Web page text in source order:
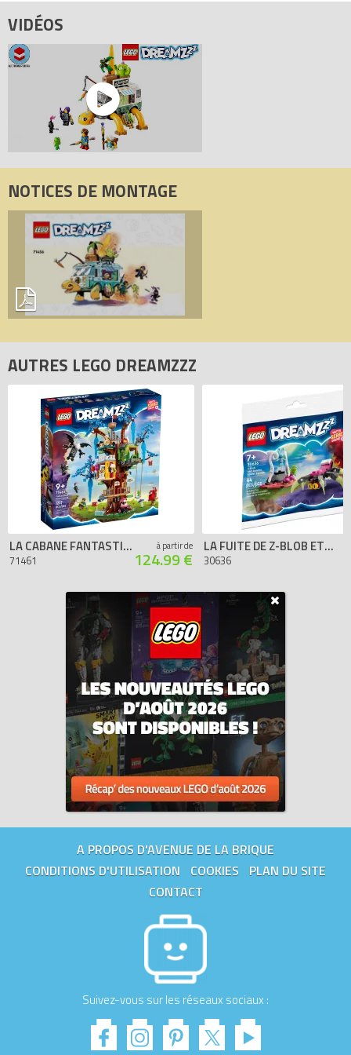
Code EAN du LEGO Dreamzzz 71456 : 5702017419268.
VIDÉOS
NOTICES DE MONTAGE
AUTRES LEGO DREAMZZZ
LA CABANE FANTASTIQUE DANS L’ARBRE
71461
à partir de
124.99 €
LA FUITE DE Z-BLOB ET BUNCHU (POLYBAG)
30636
A PROPOS D'AVENUE DE LA BRIQUE
CONDITIONS D'UTILISATION
COOKIES
PLAN DU SITE
CONTACT
Suivez-vous sur les réseaux sociaux :